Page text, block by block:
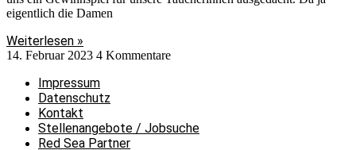
eigentlich die Damen
Weiterlesen »
14. Februar 2023 4 Kommentare
Impressum
Datenschutz
Kontakt
Stellenangebote / Jobsuche
Red Sea Partner